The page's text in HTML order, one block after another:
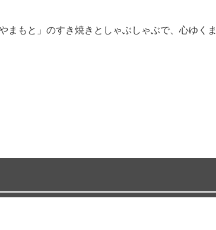
まもと」のすき焼きとしゃぶしゃぶで、心ゆく